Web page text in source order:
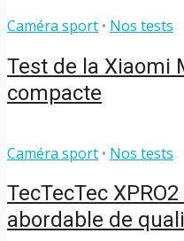
Caméra sport • Nos tests
Test de la Xiaomi
compacte
Caméra sport • Nos tests
TecTecTec
abordable de